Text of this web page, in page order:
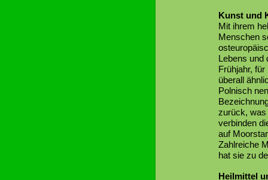
Kunst und
Mit ihrem
Menschen
Lebens und
Frühjahr,
überall
Polnisch
zurück, was
verbinden
auf
Zahlreiche
hat sie zu
Heilmittel